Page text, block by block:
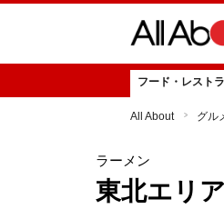
フード・レスト
All About グル
ラーメン
東北エリ